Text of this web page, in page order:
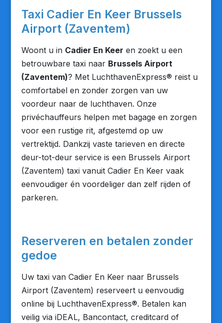
Taxi Cadier En Keer Brussels
Airport (Zaventem)
Woont u in Cadier En Keer en zoekt u een
betrouwbare taxi naar Brussels Airport
(Zaventem)? Met LuchthavenExpress® reist u
comfortabel en zonder zorgen van uw
voordeur naar de luchthaven. Onze
privéchauffeurs helpen met bagage en zorgen
voor een rustige rit, afgestemd op uw
vertrektijd. Dankzij vaste tarieven en directe
deur-tot-deur service is een Brussels Airport
(Zaventem) taxi vanuit Cadier En Keer vaak
eenvoudiger én voordeliger dan zelf rijden of
parkeren.
Reserveren en betalen zonder
gedoe
Uw taxi van Cadier En Keer naar Brussels
Airport (Zaventem) reserveert u eenvoudig
online bij LuchthavenExpress®. Betalen kan
veilig via iDEAL, Bancontact, creditcard of